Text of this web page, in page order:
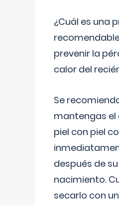
¿Cuál es una
prevenir la
calor del
Se
mantengas
piel con piel
después de su
nacimiento.
secarlo con